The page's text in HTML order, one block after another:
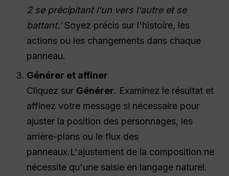
2 se précipitant l'un vers l'autre et se
battant.’Soyez précis sur l'histoire, les
actions ou les changements dans chaque
panneau.
Générer et affiner
Cliquez sur Générer. Examinez le résultat et
affinez votre message si nécessaire pour
ajuster la position des personnages, les
arrière-plans ou le flux des
panneaux.L'ajustement de la composition ne
nécessite qu'une saisie en langage naturel.